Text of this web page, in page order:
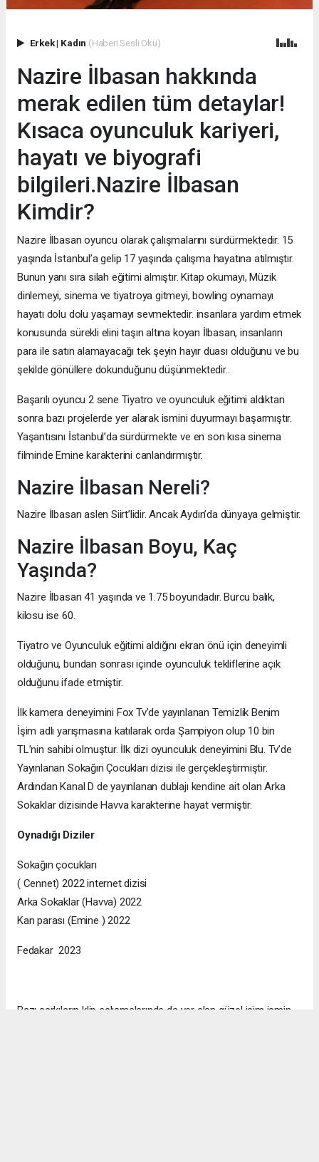
Erkek| Kadın (Haberi Sesli Oku)
Nazire İlbasan hakkında
merak edilen tüm detaylar!
Kısaca oyunculuk kariyeri,
hayatı ve biyografi
bilgileri.Nazire İlbasan
Kimdir?
Nazire İlbasan oyuncu olarak çalışmalarını sürdürmektedir. 15
yaşında İstanbul’a gelip 17 yaşında çalışma hayatına atılmıştır.
Bunun yanı sıra silah eğitimi almıştır. Kitap okumayı, Müzik
dinlemeyi, sinema ve tiyatroya gitmeyi, bowling oynamayı
hayatı dolu dolu yaşamayı sevmektedir. insanlara yardım etmek
konusunda sürekli elini taşın altına koyan İlbasan, insanların
para ile satın alamayacağı tek şeyin hayır duası olduğunu ve bu
şekilde gönüllere dokunduğunu düşünmektedir..
Başarılı oyuncu 2 sene Tiyatro ve oyunculuk eğitimi aldıktan
sonra bazı projelerde yer alarak ismini duyurmayı başarmıştır.
Yaşantısını İstanbul’da sürdürmekte ve en son kısa sinema
filminde Emine karakterini canlandırmıştır.
Nazire İlbasan Nereli?
Nazire İlbasan aslen Siirt’lidir. Ancak Aydın’da dünyaya gelmiştir.
Nazire İlbasan Boyu, Kaç
Yaşında?
Nazire İlbasan 41 yaşında ve 1.75 boyundadır. Burcu balık,
kilosu ise 60.
Tiyatro ve Oyunculuk eğitimi aldığını ekran önü için deneyimli
olduğunu, bundan sonrası içinde oyunculuk tekliflerine açık
olduğunu ifade etmiştir.
İlk kamera deneyimini Fox Tv’de yayınlanan Temizlik Benim
İşim adlı yarışmasına katılarak orda Şampiyon olup 10 bin
TL’nin sahibi olmuştur. İlk dizi oyunculuk deneyimini Blu. Tv’de
Yayınlanan Sokağın Çocukları dizisi ile gerçekleştirmiştir.
Ardından Kanal D de yayınlanan dublajı kendine ait olan Arka
Sokaklar dizisinde Havva karakterine hayat vermiştir.
Oynadığı Diziler
Sokağın çocukları
( Cennet) 2022 internet dizisi
Arka Sokaklar (Havva) 2022
Kan parası (Emine ) 2022
Fedakar 2023
Bazı şarkıların klip çalışmalarında da yer alan güzel isim ismin